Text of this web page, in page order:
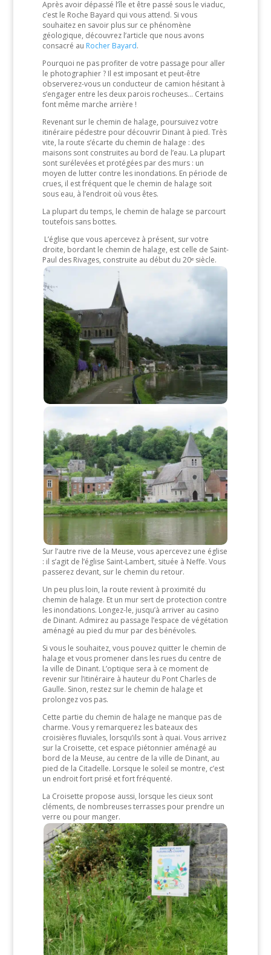
Après avoir dépassé l’île et être passé sous le viaduc,
c’est le Roche Bayard qui vous attend. Si vous
souhaitez en savoir plus sur ce phénomène
géologique, découvrez l’article que nous avons
consacré au Rocher Bayard.
Pourquoi ne pas profiter de votre passage pour aller
le photographier ? Il est imposant et peut-être
observerez-vous un conducteur de camion hésitant à
s’engager entre les deux parois rocheuses… Certains
font même marche arrière !
Revenant sur le chemin de halage, poursuivez votre
itinéraire pédestre pour découvrir Dinant à pied. Très
vite, la route s’écarte du chemin de halage : des
maisons sont construites au bord de l’eau. La plupart
sont surélevées et protégées par des murs : un
moyen de lutter contre les inondations. En période de
crues, il est fréquent que le chemin de halage soit
sous eau, à l’endroit où vous êtes.
La plupart du temps, le chemin de halage se parcourt
toutefois sans bottes.
L’église que vous apercevez à présent, sur votre
droite, bordant le chemin de halage, est celle de Saint-
Paul des Rivages, construite au début du 20ᵉ siècle.
Sur l’autre rive de la Meuse, vous apercevez une église
: il s’agit de l’église Saint-Lambert, située à Neffe. Vous
passerez devant, sur le chemin du retour.
Un peu plus loin, la route revient à proximité du
chemin de halage. Et un mur sert de protection contre
les inondations. Longez-le, jusqu’à arriver au casino
de Dinant. Admirez au passage l’espace de végétation
aménagé au pied du mur par des bénévoles.
Si vous le souhaitez, vous pouvez quitter le chemin de
halage et vous promener dans les rues du centre de
la ville de Dinant. L’optique sera à ce moment de
revenir sur l’itinéraire à hauteur du Pont Charles de
Gaulle. Sinon, restez sur le chemin de halage et
prolongez vos pas.
Cette partie du chemin de halage ne manque pas de
charme. Vous y remarquerez les bateaux des
croisières fluviales, lorsqu’ils sont à quai. Vous arrivez
sur la Croisette, cet espace piétonnier aménagé au
bord de la Meuse, au centre de la ville de Dinant, au
pied de la Citadelle. Lorsque le soleil se montre, c’est
un endroit fort prisé et fort fréquenté.
La Croisette propose aussi, lorsque les cieux sont
cléments, de nombreuses terrasses pour prendre un
verre ou pour manger.